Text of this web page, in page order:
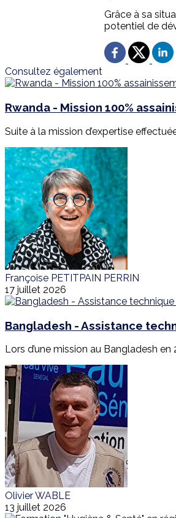
Grâce à sa
potentiel de
Consultez également
Rwanda - Mission 100%
Suite à la mission d’expertise
Françoise PETITPAIN PERRIN
17 juillet 2026
Bangladesh - Assistance
Lors d’une mission au Bangladesh
Olivier WABLE
13 juillet 2026